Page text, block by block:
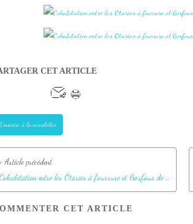
CET ARTICLE
à la newsletter
Cohabitation entre les Otaries à fourrure et Gorfous de Moseley - Gough Island - Tristan da Cunha
CET ARTICLE